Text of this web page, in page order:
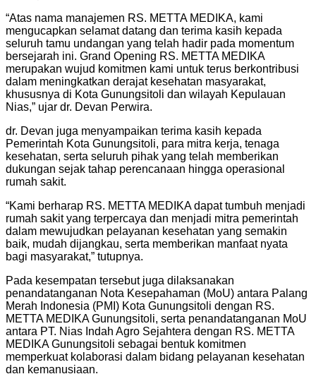
“Atas nama manajemen RS. METTA MEDIKA, kami
mengucapkan selamat datang dan terima kasih kepada
seluruh tamu undangan yang telah hadir pada momentum
bersejarah ini. Grand Opening RS. METTA MEDIKA
merupakan wujud komitmen kami untuk terus berkontribusi
dalam meningkatkan derajat kesehatan masyarakat,
khususnya di Kota Gunungsitoli dan wilayah Kepulauan
Nias,” ujar dr. Devan Perwira.
dr. Devan juga menyampaikan terima kasih kepada
Pemerintah Kota Gunungsitoli, para mitra kerja, tenaga
kesehatan, serta seluruh pihak yang telah memberikan
dukungan sejak tahap perencanaan hingga operasional
rumah sakit.
“Kami berharap RS. METTA MEDIKA dapat tumbuh menjadi
rumah sakit yang terpercaya dan menjadi mitra pemerintah
dalam mewujudkan pelayanan kesehatan yang semakin
baik, mudah dijangkau, serta memberikan manfaat nyata
bagi masyarakat,” tutupnya.
Pada kesempatan tersebut juga dilaksanakan
penandatanganan Nota Kesepahaman (MoU) antara Palang
Merah Indonesia (PMI) Kota Gunungsitoli dengan RS.
METTA MEDIKA Gunungsitoli, serta penandatanganan MoU
antara PT. Nias Indah Agro Sejahtera dengan RS. METTA
MEDIKA Gunungsitoli sebagai bentuk komitmen
memperkuat kolaborasi dalam bidang pelayanan kesehatan
dan kemanusiaan.